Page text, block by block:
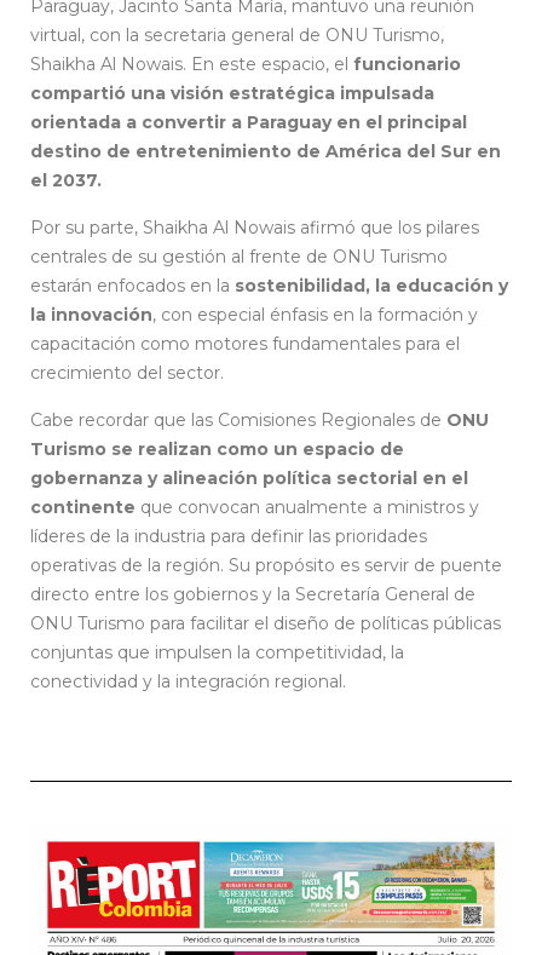
Paraguay, Jacinto Santa María, mantuvo una reunión
virtual, con la secretaria general de ONU Turismo,
Shaikha Al Nowais. En este espacio, el funcionario
compartió una visión estratégica impulsada
orientada a convertir a Paraguay en el principal
destino de entretenimiento de América del Sur en
el 2037.
Por su parte, Shaikha Al Nowais afirmó que los pilares
centrales de su gestión al frente de ONU Turismo
estarán enfocados en la sostenibilidad, la educación y
la innovación, con especial énfasis en la formación y
capacitación como motores fundamentales para el
crecimiento del sector.
Cabe recordar que las Comisiones Regionales de ONU
Turismo se realizan como un espacio de
gobernanza y alineación política sectorial en el
continente que convocan anualmente a ministros y
líderes de la industria para definir las prioridades
operativas de la región. Su propósito es servir de puente
directo entre los gobiernos y la Secretaría General de
ONU Turismo para facilitar el diseño de políticas públicas
conjuntas que impulsen la competitividad, la
conectividad y la integración regional.